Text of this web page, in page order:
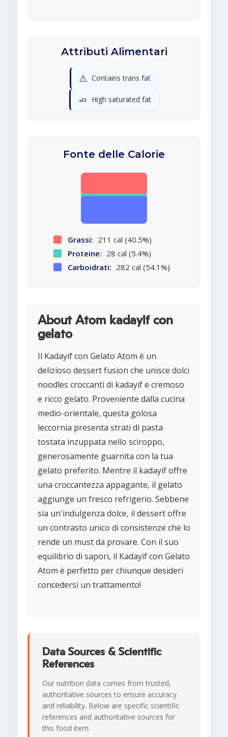
Attributi Alimentari
⚠️ Contains trans fat
🧈 High saturated fat
Fonte delle Calorie
Grassi: 211 cal (40.5%)
Proteine: 28 cal (5.4%)
Carboidrati: 282 cal (54.1%)
About Atom kadayif con
gelato
Il Kadayif con Gelato Atom è un
delizioso dessert fusion che unisce dolci
noodles croccanti di kadayif e cremoso
e ricco gelato. Proveniente dalla cucina
medio-orientale, questa golosa
leccornia presenta strati di pasta
tostata inzuppata nello sciroppo,
generosamente guarnita con la tua
gelato preferito. Mentre il kadayif offre
una croccantezza appagante, il gelato
aggiunge un fresco refrigerio. Sebbene
sia un'indulgenza dolce, il dessert offre
un contrasto unico di consistenze che lo
rende un must da provare. Con il suo
equilibrio di sapori, il Kadayif con Gelato
Atom è perfetto per chiunque desideri
concedersi un trattamento!
Data Sources & Scientific
References
Our nutrition data comes from trusted,
authoritative sources to ensure accuracy
and reliability. Below are specific scientific
references and authoritative sources for
this food item.